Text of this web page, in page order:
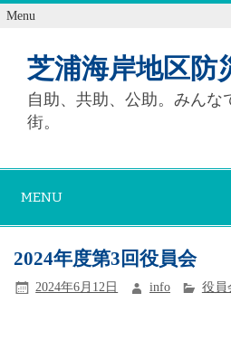
Menu
芝浦海岸地区防
自助、共助、公助。みんな
街。
MENU
2024年度第3回役員会
2024年6月12日 info 役員